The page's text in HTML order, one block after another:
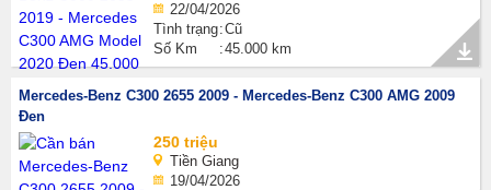
22/04/2026
Tình trạng Cũ
Số Km
45.000 km
Mercedes-Benz C300 2655 2009 - Mercedes-Benz C300 AMG 2009
Đen
250 triệu
Tiền Giang
19/04/2026